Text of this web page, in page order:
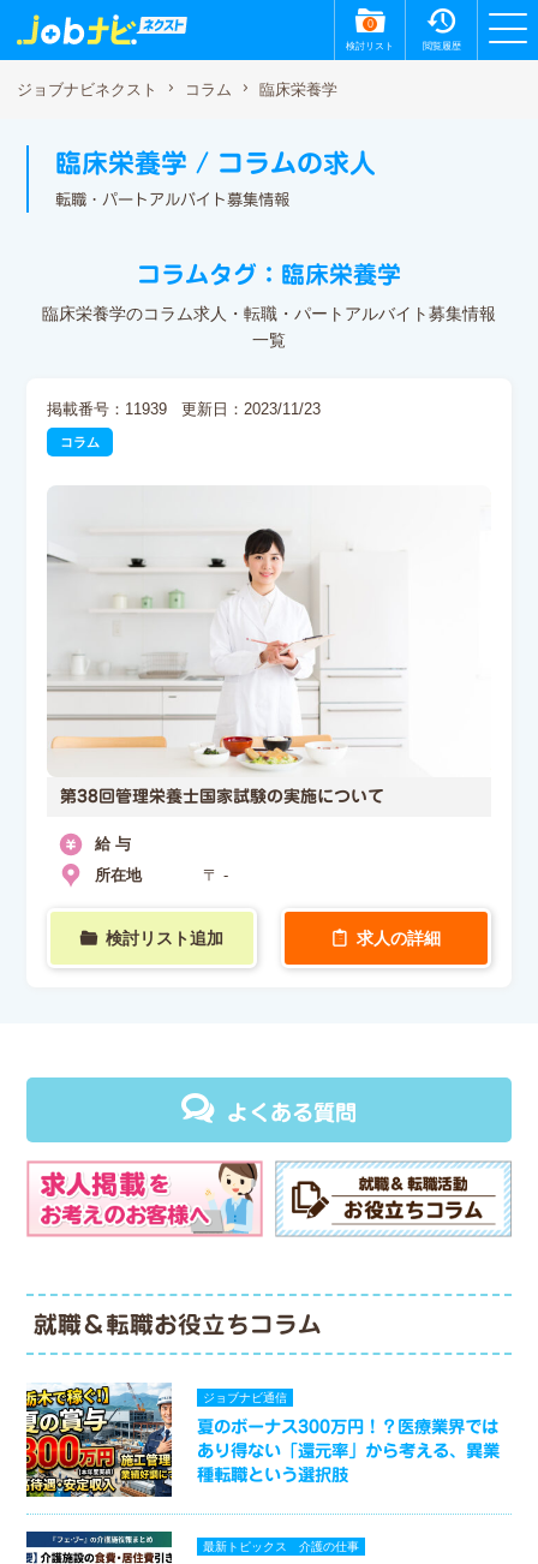
0
検討リスト 閲覧履歴
ジョブナビネクスト コラム 臨床栄養学
臨床栄養学 / コラムの求人
転職・パートアルバイト募集情報
コラムタグ：臨床栄養学
臨床栄養学のコラム求人・転職・パートアルバイト募集情報
一覧
掲載番号：11939 更新日：2023/11/23
コラム
第38回管理栄養士国家試験の実施について
給 与
所在地
〒 -
検討リスト追加 求人の詳細
よくある質問
就職＆転職お役立ちコラム
ジョブナビ通信
夏のボーナス300万円！？医療業界では
あり得ない「還元率」から考える、異業
種転職という選択肢
最新トピックス 介護の仕事